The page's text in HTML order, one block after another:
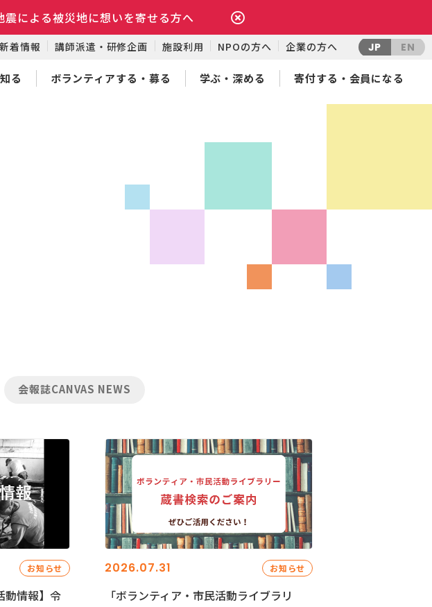
震による被災地に想いを寄せる方へ
新着情報 講師派遣・研修企画 施設利用 NPOの方へ 企業の方へ JP EN
る ボランティアする・募る 学ぶ・深める 寄付する・会員になる
会報誌CANVAS NEWS
お知らせ
動情報】令
2026.07.31 お知らせ
「ボランティア・市民活動ライブラリ